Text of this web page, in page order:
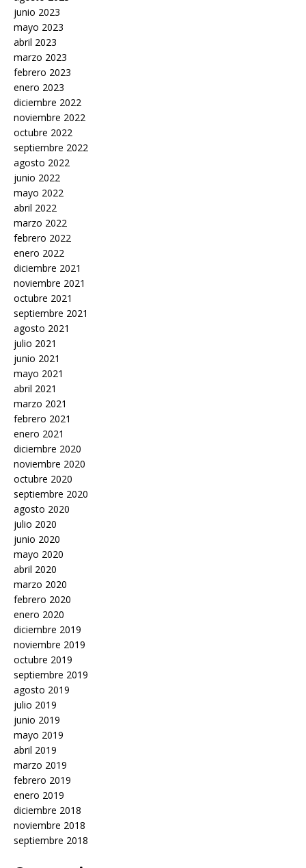
junio 2023
mayo 2023
abril 2023
marzo 2023
febrero 2023
enero 2023
diciembre 2022
noviembre 2022
octubre 2022
septiembre 2022
agosto 2022
junio 2022
mayo 2022
abril 2022
marzo 2022
febrero 2022
enero 2022
diciembre 2021
noviembre 2021
octubre 2021
septiembre 2021
agosto 2021
julio 2021
junio 2021
mayo 2021
abril 2021
marzo 2021
febrero 2021
enero 2021
diciembre 2020
noviembre 2020
octubre 2020
septiembre 2020
agosto 2020
julio 2020
junio 2020
mayo 2020
abril 2020
marzo 2020
febrero 2020
enero 2020
diciembre 2019
noviembre 2019
octubre 2019
septiembre 2019
agosto 2019
julio 2019
junio 2019
mayo 2019
abril 2019
marzo 2019
febrero 2019
enero 2019
diciembre 2018
noviembre 2018
septiembre 2018